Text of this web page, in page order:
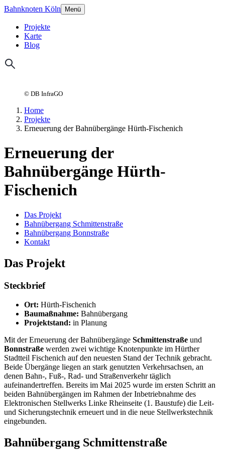
Bahnknoten Köln Menü
Projekte
Karte
Blog
© DB InfraGO
Home
Projekte
Erneuerung der Bahnübergänge Hürth-Fischenich
Erneuerung der
Bahnübergänge Hürth-
Fischenich
Das Projekt
Bahnübergang Schmittenstraße
Bahnübergang Bonnstraße
Kontakt
Das Projekt
Steckbrief
Ort: Hürth-Fischenich
Baumaßnahme: Bahnübergang
Projektstand: in Planung
Mit der Erneuerung der Bahnübergänge Schmittenstraße und
Bonnstraße werden zwei wichtige Knotenpunkte im Hürther
Stadtteil Fischenich auf den neuesten Stand der Technik gebracht.
Beide Übergänge liegen an stark genutzten Verkehrsachsen, an
denen Bahn‑, Fuß‑, Rad‑ und Straßenverkehr täglich
aufeinandertreffen. Bereits im Mai 2025 wurde im ersten Schritt an
beiden Bahnübergängen im Rahmen der Inbetriebnahme des
Elektronischen Stellwerks Linke Rheinseite (1. Baustufe) die Leit-
und Sicherungstechnik erneuert und in die neue Stellwerkstechnik
eingebunden.
Bahnübergang Schmittenstraße